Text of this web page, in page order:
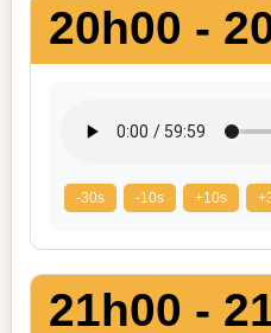
20h00 -
-30s -10s +10s
21h00 -